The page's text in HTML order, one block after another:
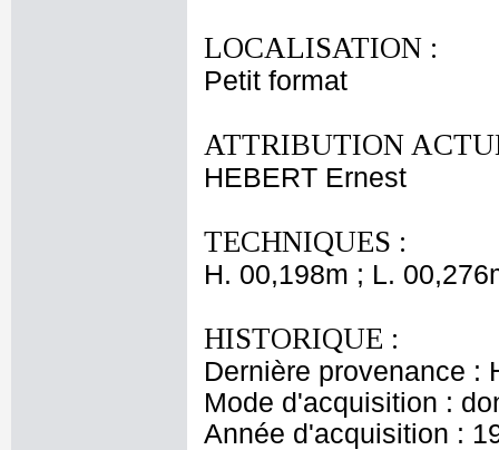
LOCALISATION :
Petit format
ATTRIBUTION
HEBERT Ernest
TECHNIQUES :
H. 00,198m ; L.
HISTORIQUE :
Dernière provenance :
Mode d'acquisition :
Année d'acquisition :